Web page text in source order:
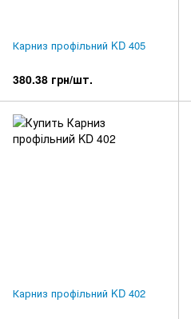
Карниз профільний KD 405
380.38 грн/шт.
Карниз профільний KD 402